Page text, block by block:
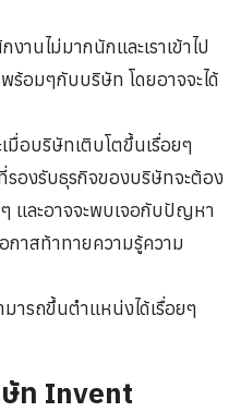
นไม่มากนักและเราเข้าไป
ร้อมๆกับบริษัท โดยอาจจะได้
เมื่อบริษัทเติบโตขึ้นเรื่อยๆ
องรับธุรกิจของบริษัทจะต้อง
และอาจจะพบเจอกับปัญหา
กาสท้าทายความรู้ความ
ารถขึ้นตำแหน่งได้เรื่อยๆ
ษัท Invent